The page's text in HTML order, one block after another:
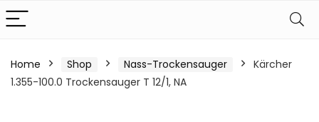
Home Shop Nass-Trockensauger
Kärcher
1.355-100.0 Trockensauger T 12/1, NA